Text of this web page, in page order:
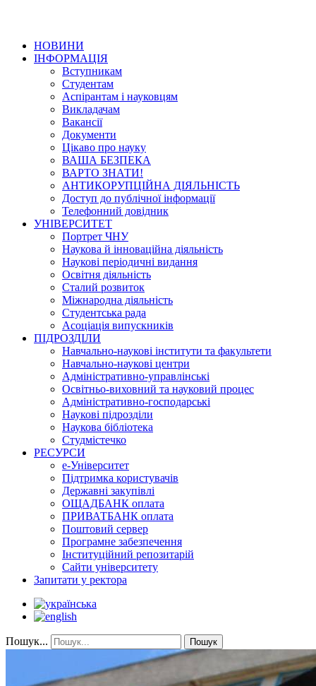
НОВИНИ
ІНФОРМАЦІЯ
Вступникам
Студентам
Аспірантам і науковцям
Викладачам
Вакансії
Документи
Цікаво про науку
ВАША БЕЗПЕКА
ВАРТО ЗНАТИ!
АНТИКОРУПЦІЙНА ДІЯЛЬНІСТЬ
Доступ до публічної інформації
Телефонний довідник
УНІВЕРСИТЕТ
Портрет ЧНУ
Наукова й інноваційна діяльність
Наукові періодичні видання
Освітня діяльність
Сталий розвиток
Міжнародна діяльність
Студентська рада
Асоціація випускників
ПІДРОЗДІЛИ
Навчально-наукові інститути та факультети
Навчально-наукові центри
Адміністративно-управлінські
Освітньо-виховний та науковий процес
Адміністративно-господарські
Наукові підрозділи
Наукова бібліотека
Студмістечко
РЕСУРСИ
е-Університет
Підтримка користувачів
Державні закупівлі
ОЩАДБАНК оплата
ПРИВАТБАНК оплата
Поштовий сервер
Програмне забезпечення
Інституційний репозитарій
Сайти університету
Запитати у ректора
Пошук... Пошук